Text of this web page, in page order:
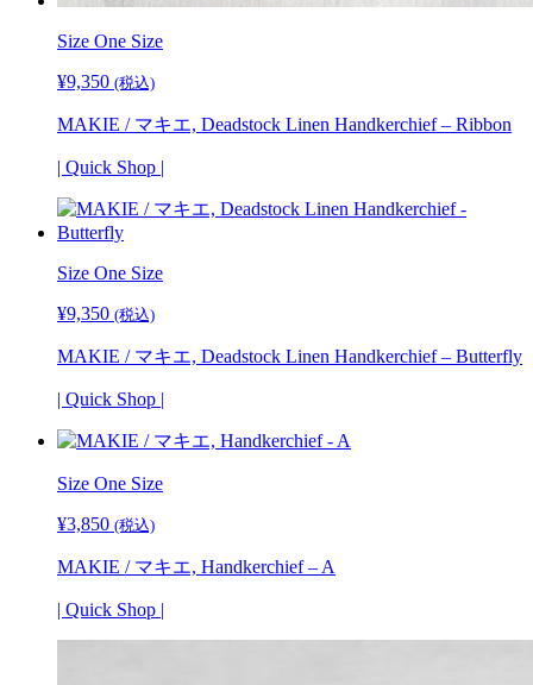
Size One Size
¥9,350 (税込)
MAKIE / マキエ, Deadstock Linen Handkerchief – Ribbon
| Quick Shop |
Size One Size
¥9,350 (税込)
MAKIE / マキエ, Deadstock Linen Handkerchief – Butterfly
| Quick Shop |
Size One Size
¥3,850 (税込)
MAKIE / マキエ, Handkerchief – A
| Quick Shop |